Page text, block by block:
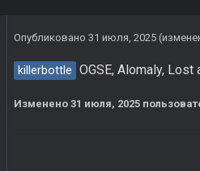
Опубликовано 31 июля, 2025
killerbottle OGSЕ, Alomaly,
Изменено 31 июля, 2025